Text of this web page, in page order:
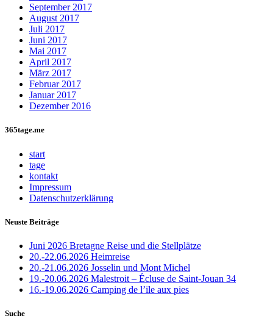
September 2017
August 2017
Juli 2017
Juni 2017
Mai 2017
April 2017
März 2017
Februar 2017
Januar 2017
Dezember 2016
365tage.me
start
tage
kontakt
Impressum
Datenschutzerklärung
Neuste Beiträge
Juni 2026 Bretagne Reise und die Stellplätze
20.-22.06.2026 Heimreise
20.-21.06.2026 Josselin und Mont Michel
19.-20.06.2026 Malestroit – Écluse de Saint-Jouan 34
16.-19.06.2026 Camping de l’ile aux pies
Suche